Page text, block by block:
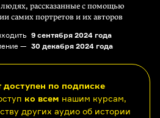
рассказанные с помощью
самих портретов и их авторов
9 сентября 2024 года
— 30 декабря 2024 года
доступен по подписке
ко всем нашим курсам,
других аудио об истории